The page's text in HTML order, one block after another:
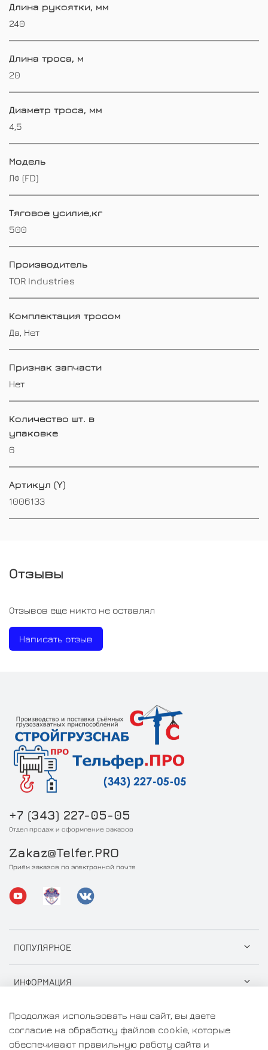
Длина рукоятки, мм
240
Длина троса, м
20
Диаметр троса, мм
4,5
Модель
ЛФ (FD)
Тяговое усилие,кг
500
Производитель
TOR Industries
Комплектация тросом
Да, Нет
Признак запчасти
Нет
Количество шт. в
упаковке
6
Артикул (Y)
1006133
Отзывы
Отзывов еще никто не оставлял
Написать отзыв
ПОПУЛЯРНОЕ
ИНФОРМАЦИЯ
+7 (343) 227-05-05
Отдел продаж и оформление заказов
Zakaz@Telfer.PRO
Приём заказов по электронной почте
Продолжая использовать наш сайт, вы даете
согласие на обработку файлов cookie, которые
обеспечивают правильную работу сайта и